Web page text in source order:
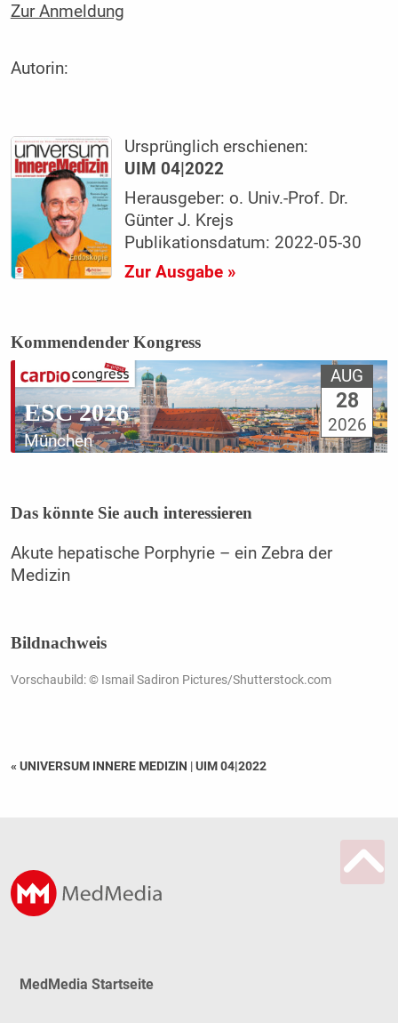
Zur Anmeldung
Autorin:
Ursprünglich erschienen:
UIM 04|2022
Herausgeber: o. Univ.-Prof. Dr.
Günter J. Krejs
Publikationsdatum: 2022-05-30
Zur Ausgabe »
Kommendender Kongress
ESC 2026
München
AUG
28
2026
Das könnte Sie auch interessieren
Akute hepatische Porphyrie – ein Zebra der
Medizin
Bildnachweis
Vorschaubild: © Ismail Sadiron Pictures/Shutterstock.com
« UNIVERSUM INNERE MEDIZIN |UIM 04|2022
MedMedia Startseite